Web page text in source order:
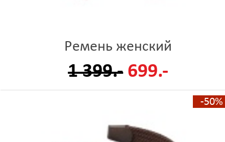
Ремень женский
1 399.- 699.-
-50%